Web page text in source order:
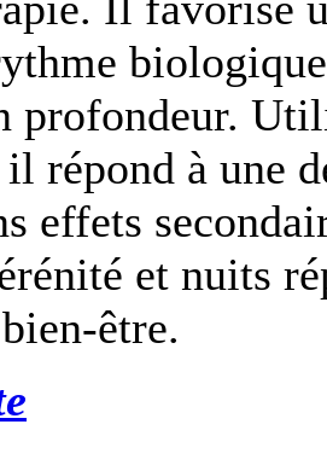
profondeur.
répond à une
effets
et nuits
être.